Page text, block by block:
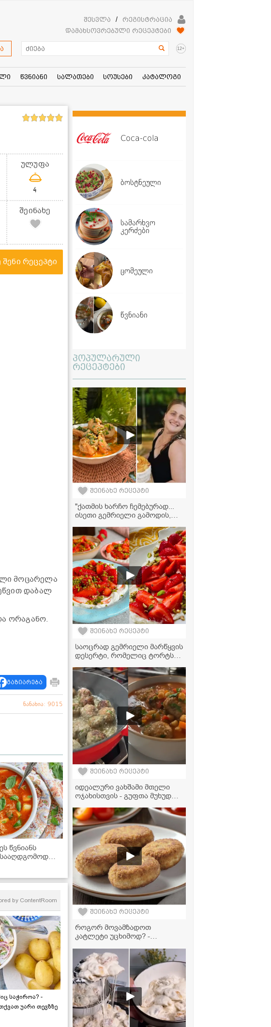
შესვლა /
რეგისტრაცია
დამახსოვრებული რეცეპტები
12+
წვნიანი სალათები სოუსები კატალოგი
ულუფა
4
შეინახე
რეცეპტი
მოცარელა
დაბალ
ორაგანო.
გაზიარება
ნანახია: 9015
წვნიანს
by ContentRoom
საჭიროა? -
უარი თევზზე
Coca-cola
ბოსტნეული
სამარხვო
კერძები
ცომეული
წვნიანი
პოპულარული
რეცეპტები
შეინახე რეცეპტი
"ქათმის ხარჩო ჩემებურად...
ისეთი გემრიელი გამოდის,
ტაბატაძის რეცეპტი
შეინახე რეცეპტი
საოცრად გემრიელი მარწყვის
დესერტი, რომელიც ტორტსაც
შეინახე რეცეპტი
იდეალური ვახშამი მთელი
ოჯახისთვის - გუფთა მუხუდოს
შეინახე რეცეპტი
როგორ მოვამზადოთ
კატლეტი უცხიმოდ? -
აეროგრილისთვის